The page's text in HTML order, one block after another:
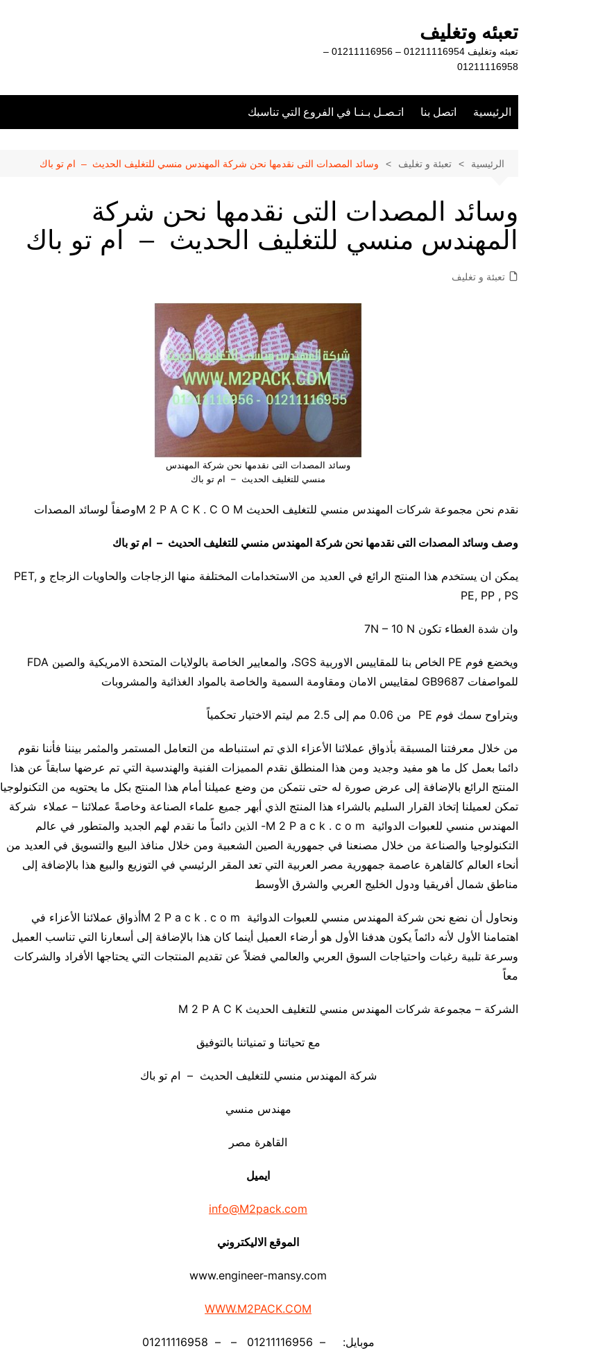
تعبئه وتغليف
تعبئه وتغليف 01211116954 – 01211116956 –
01211116958
الرئيسية اتصل بنا اتـصـل بـنـا في الفروع التي تناسبك
الرئيسية تعبئة و تغليف وسائد المصدات التى نقدمها نحن شركة المهندس منسي للتغليف الحديث – ام تو باك
وسائد المصدات التى نقدمها نحن شركة
المهندس منسي للتغليف الحديث – ام تو باك
تعبئة و تغليف
وسائد المصدات التى نقدمها نحن شركة المهندس
منسي للتغليف الحديث – ام تو باك
نقدم نحن مجموعة شركات المهندس منسي للتغليف الحديث M 2 P A C K . C O Mوصفاً لوسائد المصدات
وصف وسائد المصدات التى نقدمها نحن شركة المهندس منسي للتغليف الحديث – ام تو باك
يمكن ان يستخدم هذا المنتج الرائع في العديد من الاستخدامات المختلفة منها الزجاجات والحاويات الزجاج و PET,
PE, PP , PS
وان شدة الغطاء تكون 7N – 10 N
ويخضع فوم PE الخاص بنا للمقاييس الاوربية SGS، والمعايير الخاصة بالولايات المتحدة الامريكية والصين FDA
للمواصفات GB9687 لمقاييس الامان ومقاومة السمية والخاصة بالمواد الغذائية والمشروبات
ويتراوح سمك فوم PE من 0.06 مم إلى 2.5 مم ليتم الاختيار تحكمياً
من خلال معرفتنا المسبقة بأذواق عملائنا الأعزاء الذي تم استنباطه من التعامل المستمر والمثمر بيننا فأننا نقوم
دائما بعمل كل ما هو مفيد وجديد ومن هذا المنطلق نقدم المميزات الفنية والهندسية التي تم عرضها سابقاً عن هذا
المنتج الرائع بالإضافة إلى عرض صورة له حتى نتمكن من وضع عميلنا أمام هذا المنتج بكل ما يحتويه من التكنولوجيا
تمكن لعميلنا إتخاذ القرار السليم بالشراء هذا المنتج الذي أبهر جميع علماء الصناعة وخاصةً عملائنا – عملاء شركة
المهندس منسي للعبوات الدوائية M 2 P a c k . c o m- الذين دائماً ما نقدم لهم الجديد والمتطور في عالم
التكنولوجيا والصناعة من خلال مصنعنا في جمهورية الصين الشعبية ومن خلال منافذ البيع والتسويق في العديد من
أنحاء العالم كالقاهرة عاصمة جمهورية مصر العربية التي تعد المقر الرئيسي في التوزيع والبيع هذا بالإضافة إلى
مناطق شمال أفريقيا ودول الخليج العربي والشرق الأوسط
ونحاول أن نضع نحن شركة المهندس منسي للعبوات الدوائية M 2 P a c k . c o mأذواق عملائنا الأعزاء في
اهتمامنا الأول لأنه دائماً يكون هدفنا الأول هو أرضاء العميل أينما كان هذا بالإضافة إلى أسعارنا التي تناسب العميل
وسرعة تلبية رغبات واحتياجات السوق العربي والعالمي فضلاً عن تقديم المنتجات التي يحتاجها الأفراد والشركات
معاً
الشركة – مجموعة شركات المهندس منسي للتغليف الحديث M 2 P A C K
مع تحياتنا و تمنياتنا بالتوفيق
شركة المهندس منسي للتغليف الحديث – ام تو باك
مهندس منسي
القاهرة مصر
ايميل
info@M2pack.com
الموقع الاليكتروني
www.engineer-mansy.com
WWW.M2PACK.COM
موبايل: – 01211116956 – – 01211116958